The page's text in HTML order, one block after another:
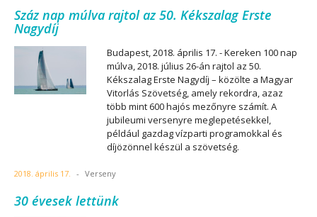
Száz nap múlva rajtol az 50. Kékszalag Erste
Nagydíj
Budapest, 2018. április 17. - Kereken 100 nap
múlva, 2018. július 26-án rajtol az 50.
Kékszalag Erste Nagydíj – közölte a Magyar
Vitorlás Szövetség, amely rekordra, azaz
több mint 600 hajós mezőnyre számít. A
jubileumi versenyre meglepetésekkel,
például gazdag vízparti programokkal és
díjözönnel készül a szövetség.
2018. április 17. - Verseny
30 évesek lettünk